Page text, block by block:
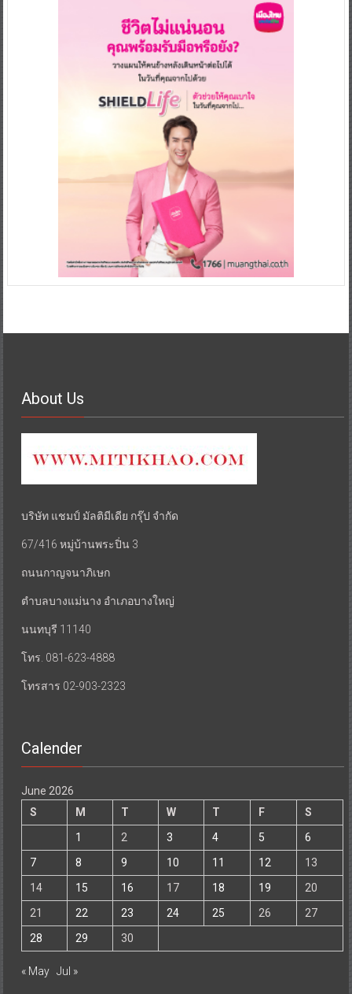
About Us
บริษัท แชมป์ มัลติมีเดีย กรุ๊ป จำกัด
67/416 หมู่บ้านพระปิ่น 3
ถนนกาญจนาภิเษก
ตำบลบางแม่นาง อำเภอบางใหญ่
นนทบุรี 11140
โทร. 081-623-4888
โทรสาร 02-903-2323
Calender
June 2026
S
M T W T F
S
1
2 3 4 5
6
7
8 9 10 11 12
13
14
15 16 17 18 19
20
21
22 23 24 25 26
27
28
29 30
« May Jul »